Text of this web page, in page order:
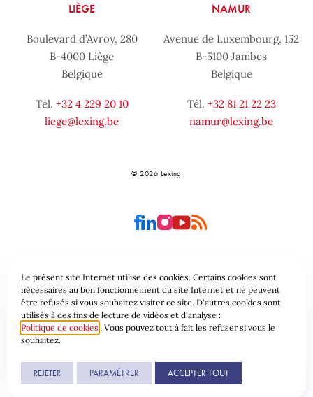
LIÈGE
Boulevard d’Avroy, 280
B-4000 Liège
Belgique
Tél. +32 4 229 20 10
liege@lexing.be
NAMUR
Avenue de Luxembourg, 152
B-5100 Jambes
Belgique
Tél. +32 81 21 22 23
namur@lexing.be
© 2026 Lexing
Plan du site Conditions générales
Protection des données & Cookies
Une réalisation de
Le présent site Internet utilise des cookies. Certains cookies sont
nécessaires au bon fonctionnement du site Internet et ne peuvent
être refusés si vous souhaitez visiter ce site. D'autres cookies sont
utilisés à des fins de lecture de vidéos et d'analyse :
Politique de cookies . Vous pouvez tout à fait les refuser si vous le
souhaitez.
REJETER PARAMÉTRER ACCEPTER TOUT